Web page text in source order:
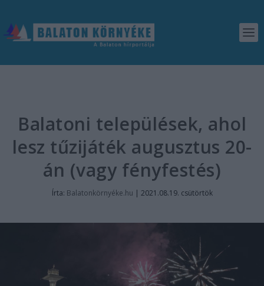
Balatoni települések, ahol
lesz tűzijáték augusztus 20-
án (vagy fényfestés)
Írta: Balatonkörnyéke.hu | 2021.08.19. csütörtök